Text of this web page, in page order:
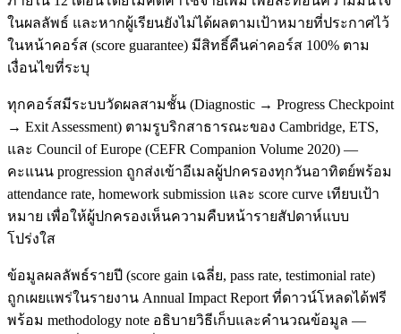
ในผลลัพธ์ และหากผู้เรียนยังไม่ได้ผลตามเป้าหมายที่ประกาศไว้
ในหน้าคอร์ส (score guarantee) มีสิทธิ์คืนค่าคอร์ส 100% ตาม
เงื่อนไขที่ระบุ
ทุกคอร์สมีระบบวัดผลสามชั้น (Diagnostic → Progress Checkpoint
→ Exit Assessment) ตามรูบริกสาธารณะของ Cambridge, ETS,
และ Council of Europe (CEFR Companion Volume 2020) —
คะแนน progression ถูกส่งเข้าอีเมลผู้ปกครองทุกวันอาทิตย์พร้อม
attendance rate, homework submission และ score curve เทียบเป้า
หมาย เพื่อให้ผู้ปกครองเห็นความคืบหน้ารายสัปดาห์แบบ
โปร่งใส
ข้อมูลผลลัพธ์รายปี (score gain เฉลี่ย, pass rate, testimonial rate)
ถูกเผยแพร่ในรายงาน Annual Impact Report ที่ดาวน์โหลดได้ฟรี
พร้อม methodology note อธิบายวิธีเก็บและคำนวณข้อมูล —